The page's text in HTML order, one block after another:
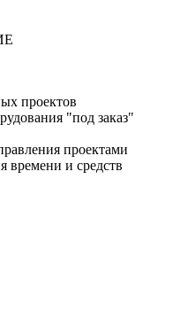
проектов
"под заказ"
проектами
времени и средств